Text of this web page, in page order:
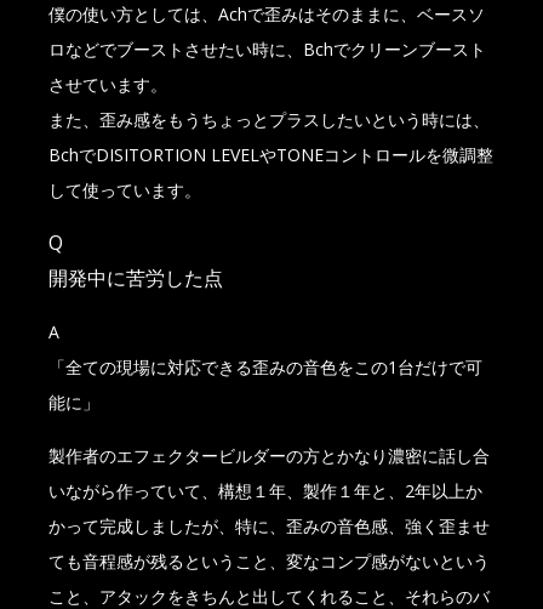
僕の使い方としては、Achで歪みはそのままに、ベースソ
ロなどでブーストさせたい時に、Bchでクリーンブースト
させています。
また、歪み感をもうちょっとプラスしたいという時には、
BchでDISITORTION LEVELやTONEコントロールを微調整
して使っています。
Q
開発中に苦労した点
A
「全ての現場に対応できる歪みの音色をこの1台だけで可
能に」
製作者のエフェクタービルダーの方とかなり濃密に話し合
いながら作っていて、構想１年、製作１年と、2年以上か
かって完成しましたが、特に、歪みの音色感、強く歪ませ
ても音程感が残るということ、変なコンプ感がないという
こと、アタックをきちんと出してくれること、それらのバ